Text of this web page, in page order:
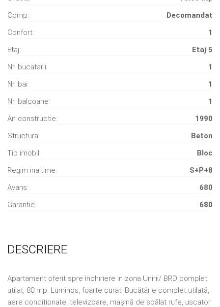
Comp.:
Decomandat
Confort:
1
Etaj:
Etaj 5
Nr. bucatarii:
1
Nr. bai:
1
Nr. balcoane:
1
An constructie:
1990
Structura:
Beton
Tip imobil:
Bloc
Regim inaltime:
S+P+8
Avans:
680
Garantie:
680
DESCRIERE
Apartament oferit spre închiriere in zona Unirii/ BRD complet
utilat, 80 mp. Luminos, foarte curat. Bucătărie complet utilată,
aere condiționate, televizoare, mașină de spălat rufe, uscator